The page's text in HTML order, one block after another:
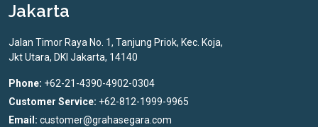
Jakarta
Jalan Timor Raya No. 1, Tanjung Priok, Kec. Koja,
Jkt Utara, DKI Jakarta, 14140
Phone: +62-21-4390-4902-0304
Customer Service: +62-812-1999-9965
Email: customer@grahasegara.com